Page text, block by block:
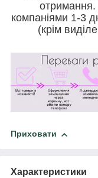
отримання.
компаніями 1-3
(крім
Приховати
Характеристики